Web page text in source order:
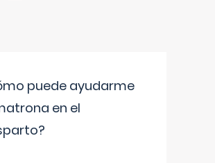
puede ayudarme
en el